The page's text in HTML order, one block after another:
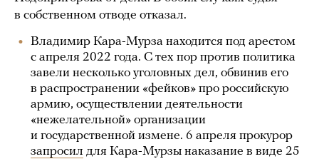
в собственном отводе отказал.
Владимир Кара-Мурза находится под арестом
с апреля 2022 года. С тех пор против политика
завели несколько уголовных дел, обвинив его
в распространении «фейков» про российскую
армию, осуществлении деятельности
«нежелательной» организации
и государственной измене. 6 апреля прокурор
запросил для Кара-Мурзы наказание в виде 25